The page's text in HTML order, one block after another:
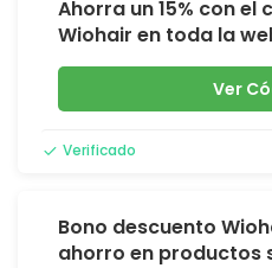
Ahorra un 15% con
Wiohair en toda la
Ver
Verificado
Bono descuento
ahorro en productos